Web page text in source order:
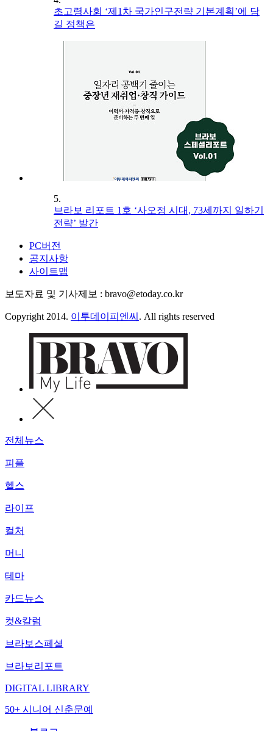
초고령사회 ‘제1차 국가인구전략 기본계획’에 담
길 정책은
5.
브라보 리포트 1호 ‘사오정 시대, 73세까지 일하기
전략’ 발간
PC버전
공지사항
사이트맵
보도자료 및 기사제보 : bravo@etoday.co.kr
Copyright 2014. 이투데이피엔씨 . All rights reserved
전체뉴스
피플
헬스
라이프
컬처
머니
테마
카드뉴스
컷&칼럼
브라보스페셜
브라보리포트
DIGITAL LIBRARY
50+ 시니어 신춘문예